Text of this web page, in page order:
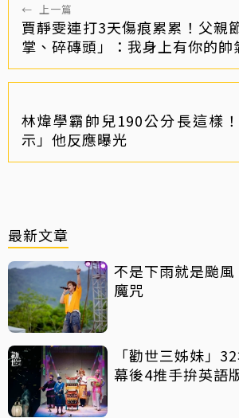
← 上一篇
賈靜雯連打3天傷痕累累！父親
掌、碎磚頭」：我身上有你的帥
林煒學霸帥兒190公分長這樣
示」他反應曝光
最新文章
不是下雨就是颱
魔咒
「勸世三姊妹」
幕後4推手拚英語